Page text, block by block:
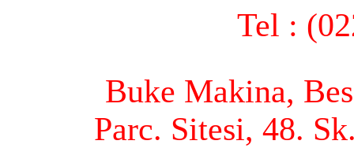
Tel :
Buke Makina,
Parc. Sitesi, 48.